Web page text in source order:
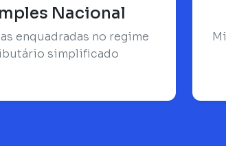
Nacional
enquadradas no regime
simplificado